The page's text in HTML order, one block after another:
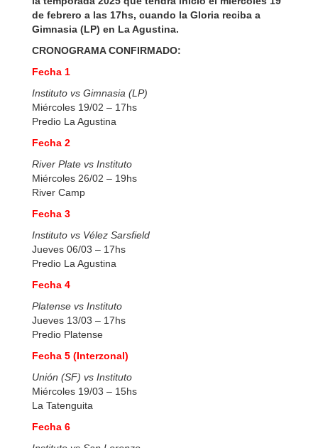
de febrero a las 17hs, cuando la Gloria reciba a
Gimnasia (LP) en La Agustina.
CRONOGRAMA CONFIRMADO:
Fecha 1
Instituto vs Gimnasia (LP)
Miércoles 19/02 – 17hs
Predio La Agustina
Fecha 2
River Plate vs Instituto
Miércoles 26/02 – 19hs
River Camp
Fecha 3
Instituto vs Vélez Sarsfield
Jueves 06/03 – 17hs
Predio La Agustina
Fecha 4
Platense vs Instituto
Jueves 13/03 – 17hs
Predio Platense
Fecha 5 (Interzonal)
Unión (SF) vs Instituto
Miércoles 19/03 – 15hs
La Tatenguita
Fecha 6